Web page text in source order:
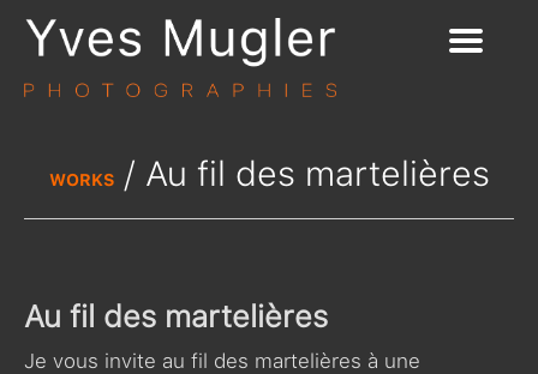
WORKS/ Au fil des martelières
Au fil des martelières
Je vous invite au fil des martelières à une